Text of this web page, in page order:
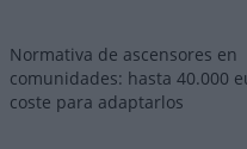
Normativa de ascensores en
comunidades: hasta 40.000
coste para adaptarlos